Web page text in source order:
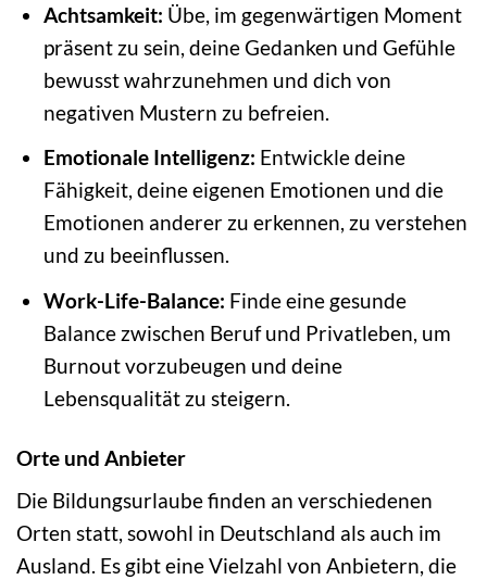
Achtsamkeit: Übe, im gegenwärtigen Moment
präsent zu sein, deine Gedanken und Gefühle
bewusst wahrzunehmen und dich von
negativen Mustern zu befreien.
Emotionale Intelligenz: Entwickle deine
Fähigkeit, deine eigenen Emotionen und die
Emotionen anderer zu erkennen, zu verstehen
und zu beeinflussen.
Work-Life-Balance: Finde eine gesunde
Balance zwischen Beruf und Privatleben, um
Burnout vorzubeugen und deine
Lebensqualität zu steigern.
Orte und Anbieter
Die Bildungsurlaube finden an verschiedenen
Orten statt, sowohl in Deutschland als auch im
Ausland. Es gibt eine Vielzahl von Anbietern, die